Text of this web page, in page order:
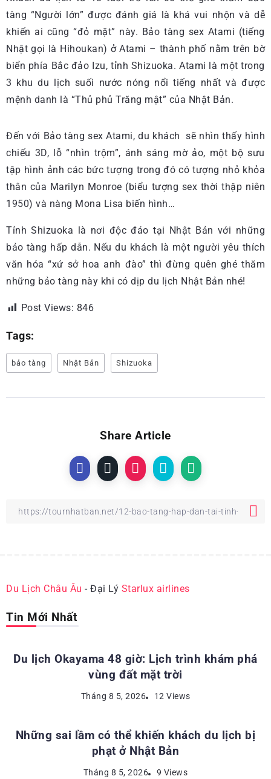
tàng “Người lớn” được đánh giá là khá vui nhộn và dễ
khiến ai cũng “đỏ mặt” này. Bảo tàng sex Atami (tiếng
Nhật gọi là Hihoukan) ở Atami – thành phố nằm trên bờ
biển phía Bắc đảo Izu, tỉnh Shizuoka. Atami là một trong
3 khu du lịch suối nước nóng nổi tiếng nhất và được
mệnh danh là “Thủ phủ Trăng mật” của Nhật Bản.
Đến với Bảo tàng sex Atami, du khách sẽ nhìn thấy hình
chiếu 3D, lỗ “nhìn trộm”, ánh sáng mờ ảo, một bộ sưu
tập hình ảnh các bức tượng trong đó có tượng nhỏ khỏa
thân của Marilyn Monroe (biểu tượng sex thời thập niên
1950) và nàng Mona Lisa biến hình…
Tỉnh Shizuoka là nơi độc đáo tại Nhật Bản với những
bảo tàng hấp dẫn. Nếu du khách là một người yêu thích
văn hóa “xứ sở hoa anh đào” thì đừng quên ghé thăm
những bảo tàng này khi có dịp du lịch Nhật Bản nhé!
Post Views: 846
Tags:
bảo tàng Nhật Bản Shizuoka
Share Article
Du Lịch Châu Âu - Đại Lý Starlux airlines
Tin Mới Nhất
Du lịch Okayama 48 giờ: Lịch trình khám phá
vùng đất mặt trời
Tháng 8 5, 2026 12 Views
KINH NGHIỆM DU LỊCH NHẬT BẢN
Những sai lầm có thể khiến khách du lịch bị
phạt ở Nhật Bản
Tháng 8 5, 2026 9 Views
ĐỊA ĐIỂM DU LỊCH NHẬT BẢN